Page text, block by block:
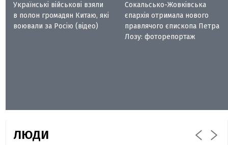
Українські військові взяли
в полон громадян Китаю, які
воювали за Росію (відео)
Сокальсько-Жовківська
єпархія отримала нового
правлячого єпископа Петра
Лозу: фоторепортаж
ЛЮДИ